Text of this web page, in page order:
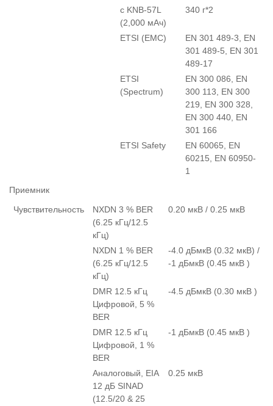
с KNB-57L
(2,000 мАч)
340 г*2
ETSI (EMC)
EN 301 489-3, EN
301 489-5, EN 301
489-17
ETSI
(Spectrum)
EN 300 086, EN
300 113, EN 300
219, EN 300 328,
EN 300 440, EN
301 166
ETSI Safety
EN 60065, EN
60215, EN 60950-
1
Приемник
Чувствительность
NXDN 3 % BER
(6.25 кГц/12.5
кГц)
0.20 мкВ / 0.25 мкВ
NXDN 1 % BER
(6.25 кГц/12.5
кГц)
-4.0 дБмкВ (0.32 мкВ) /
-1 дБмкВ (0.45 мкВ )
DMR 12.5 кГц
Цифровой, 5 %
BER
-4.5 дБмкВ (0.30 мкВ )
DMR 12.5 кГц
Цифровой, 1 %
BER
-1 дБмкВ (0.45 мкВ )
Аналоговый, EIA
12 дБ SINAD
(12.5/20 & 25
0.25 мкВ